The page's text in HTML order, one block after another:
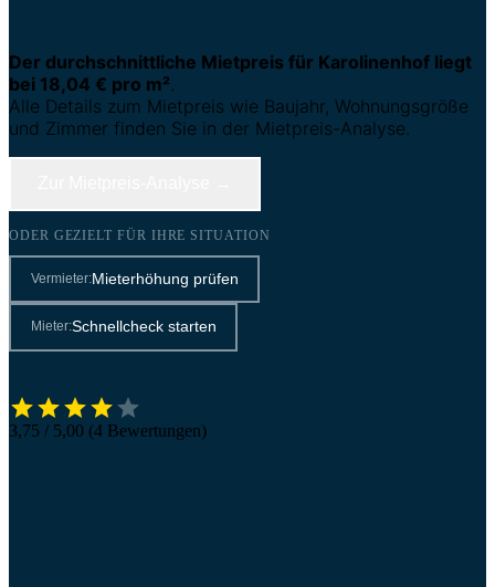
Der durchschnittliche Mietpreis für Karolinenhof liegt
bei 18,04 € pro m²
Alle Details zum Mietpreis wie Baujahr, Wohnungsgröße
und Zimmer finden Sie in der Mietpreis-Analyse.
ODER GEZIELT FÜR IHRE SITUATION
Vermieter:Mieterhöhung prüfen
Mieter:Schnellcheck starten
3,75 / 5,00 (4 Bewertungen)